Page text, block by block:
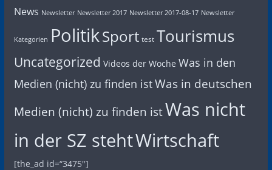
News Newsletter Newsletter 2017 Newsletter 2017-08-17 Newsletter
Kategorien PolitikSport test Tourismus
Uncategorized Videos der Woche Was in den
Medien (nicht) zu finden istWas in deutschen
Medien (nicht) zu finden istWas nicht
in der SZ stehtWirtschaft
[the_ad id=“3475″]